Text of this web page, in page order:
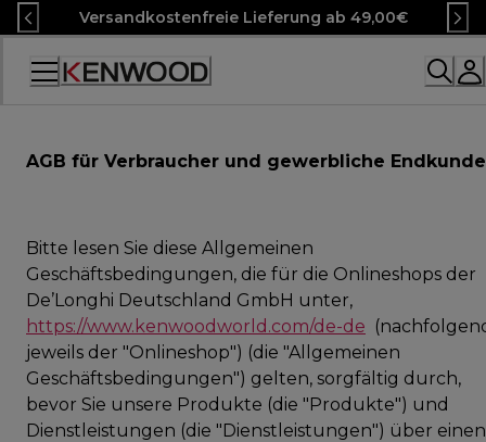
Skip
to
Content
Versandkostenfreie Lieferung ab 49,00€
Accessibility
AGB für Verbraucher und gewerbliche
Bitte lesen Sie diese Allgemeinen
Geschäftsbedingungen, die für die Onlineshops der
De’Longhi Deutschland GmbH unter,
https://www.kenwoodworld.com/de-de
jeweils der "Onlineshop") (die "Allgemeinen
Geschäftsbedingungen") gelten, sorgfältig durch,
bevor Sie unsere Produkte (die "Produkte") und
Dienstleistungen (die "Dienstleistungen") über einen